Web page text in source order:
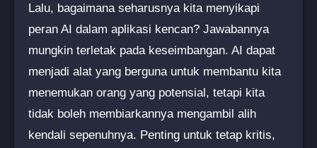
Lalu, bagaimana seharusnya kita menyikapi
peran AI dalam aplikasi kencan? Jawabannya
mungkin terletak pada keseimbangan. AI dapat
menjadi alat yang berguna untuk membantu kita
menemukan orang yang potensial, tetapi kita
tidak boleh membiarkannya mengambil alih
kendali sepenuhnya. Penting untuk tetap kritis,